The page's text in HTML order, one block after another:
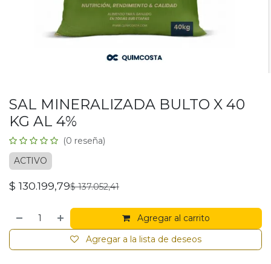
SAL MINERALIZADA BULTO X 40
KG AL 4%
(0 reseña)
ACTIVO
$130.199,79$137.052,41
Agregar al carrito
Agregar a la lista de deseos